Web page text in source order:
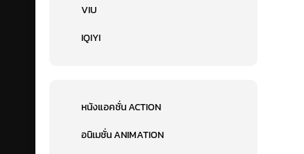
VIU
IQIYI
หนังแอคชั่น ACTION
อนิเมชั่น ANIMATION